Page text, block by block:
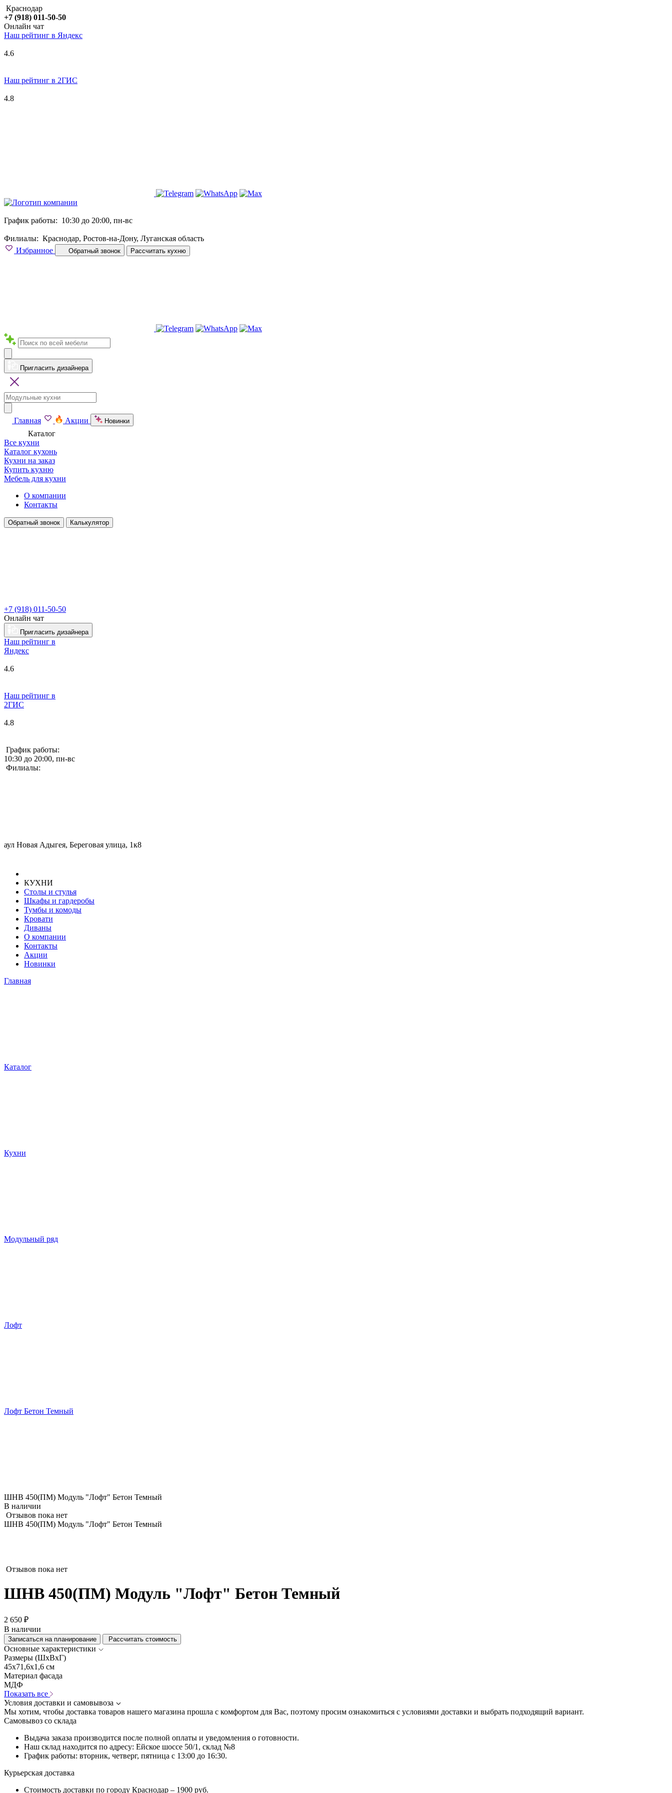
Краснодар
+7 (918) 011-50-50
Онлайн чат
Наш рейтинг в Яндекс
4.6
Наш рейтинг в 2ГИС
4.8
График работы: 10:30 до 20:00, пн-вс
Филиалы: Краснодар, Ростов-на-Дону, Луганская область
Избранное
Обратный звонок Рассчитать кухню
Пригласить дизайнера
Главная Акции Новинки
Каталог
Все кухни
Каталог кухонь
Кухни на заказ
Купить кухню
Мебель для кухни
О компании
Контакты
Обратный звонок Калькулятор
+7 (918) 011-50-50
Онлайн чат
Пригласить дизайнера
Наш рейтинг в
Яндекс
4.6
Наш рейтинг в
2ГИС
4.8
График работы:
10:30 до 20:00, пн-вс
Филиалы:
аул Новая Адыгея, Береговая улица, 1к8
КУХНИ
Столы и стулья
Шкафы и гардеробы
Тумбы и комоды
Кровати
Диваны
О компании
Контакты
Акции
Новинки
Главная
Каталог
Кухни
Модульный ряд
Лофт
Лофт Бетон Темный
ШНВ 450(ПМ) Модуль "Лофт" Бетон Темный
В наличии
Отзывов пока нет
ШНВ 450(ПМ) Модуль "Лофт" Бетон Темный
Отзывов пока нет
ШНВ 450(ПМ) Модуль "Лофт" Бетон Темный
2 650 ₽
В наличии
Записаться на планирование Рассчитать стоимость
Основные характеристики
Размеры (ШхВхГ)
45x71,6x1,6 см
Материал фасада
МДФ
Показать все
Условия доставки и самовывоза
Мы хотим, чтобы доставка товаров нашего магазина прошла с комфортом для Вас, поэтому просим ознакомиться с условиями доставки и выбрать подходящий вариант.
Самовывоз со склада
Выдача заказа производится после полной оплаты и уведомления о готовности.
Наш склад находится по адресу: Ейское шоссе 50/1, склад №8
График работы: вторник, четверг, пятница с 13:00 до 16:30.
Курьерская доставка
Стоимость доставки по городу Краснодар – 1900 руб.